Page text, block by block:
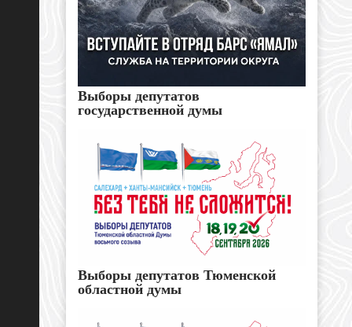
Выборы депутатов
государственной думы
Выборы депутатов Тюменской
областной думы